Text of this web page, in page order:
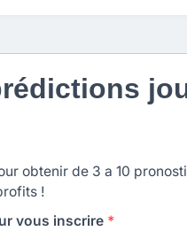
obtenir de 3 a 10
!
vous inscrire *